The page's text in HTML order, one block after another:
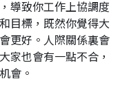
導致你工作上協調度
目標，既然你覺得大
更好。人際關係裏會
家也會有一點不合，
會。